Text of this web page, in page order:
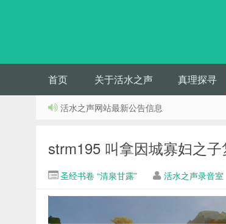
首页 关于活水之声 真理探寻
活水之声网站最新公告信息
strm195 叫拿因城寡妇之子
圣经书卷 “清泉甘露” 活水之声录音室